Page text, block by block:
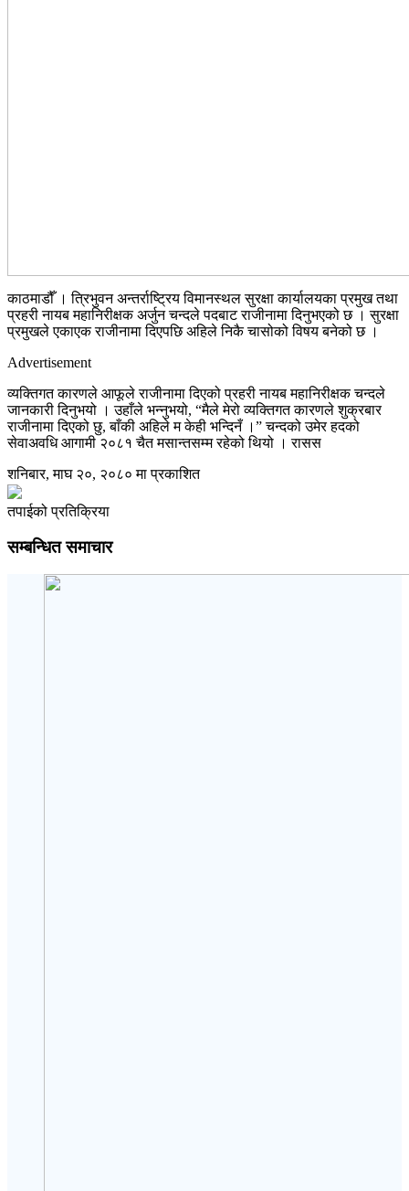
काठमाडौँ । त्रिभुवन अन्तर्राष्ट्रिय विमानस्थल सुरक्षा कार्यालयका प्रमुख तथा
प्रहरी नायब महानिरीक्षक अर्जुन चन्दले पदबाट राजीनामा दिनुभएको छ । सुरक्षा
प्रमुखले एकाएक राजीनामा दिएपछि अहिले निकै चासोको विषय बनेको छ ।
Advertisement
व्यक्तिगत कारणले आफूले राजीनामा दिएको प्रहरी नायब महानिरीक्षक चन्दले
जानकारी दिनुभयो । उहाँले भन्नुभयो, “मैले मेरो व्यक्तिगत कारणले शुक्रबार
राजीनामा दिएको छु, बाँकी अहिले म केही भन्दिनँ ।” चन्दको उमेर हदको
सेवाअवधि आगामी २०८१ चैत मसान्तसम्म रहेको थियो । रासस
शनिबार, माघ २०, २०८० मा प्रकाशित
तपाईको प्रतिक्रिया
सम्बन्धित समाचार